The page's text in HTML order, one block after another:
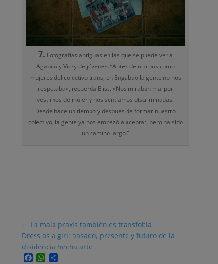
7. Fotografías antiguas en las que se puede ver a
Agapito y Vicky de jóvenes. “Antes de unirnos como
mujeres del colectivo trans, en Engabao la gente no nos
respetaba», recuerda Eliss. «Nos miraban mal por
vestirnos de mujer y nos sentíamos discriminadas.
Desde hace un tiempo y después de formar nuestro
colectivo, la gente ya nos empezó a aceptar, pero ha sido
un camino largo.”
← La mala praxis también es transfobia
Dress as a girl: pasado, presente y futuro de la
disidencia hecha arte →
Facebook
WhatsApp
Compartir